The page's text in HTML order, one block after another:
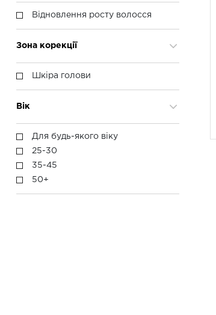
Відновлення росту волосся
Зона корекції
Шкіра голови
Вік
Для будь-якого віку
25-30
35-45
50+